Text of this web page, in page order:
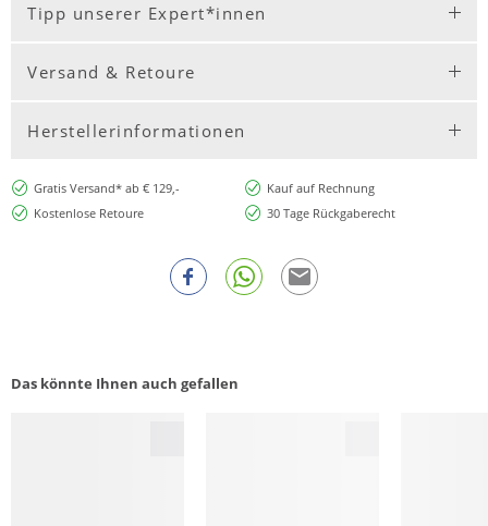
Tipp unserer Expert*innen
Versand & Retoure
Herstellerinformationen
Gratis Versand* ab € 129,-
Kauf auf Rechnung
Kostenlose Retoure
30 Tage Rückgaberecht
Das könnte Ihnen auch gefallen